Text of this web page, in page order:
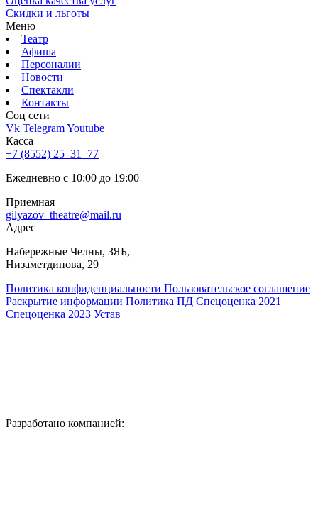
Скидки и льготы
Меню
Театр
Афиша
Персоналии
Новости
Спектакли
Контакты
Соц cети
Vk TelegramYoutube
Касса
+7 (8552) 25‒31‒77
Ежедневно с 10:00 до 19:00
Приемная
gilyazov_theatre@mail.ru
Адрес
​Набережные Челны, ЗЯБ,
Низаметдинова, 29
Политика конфиденциальности Пользовательское соглашение
Раскрытие информации Политика ПД Спецоценка 2021
Спецоценка 2023 Устав
Разработано компанией: